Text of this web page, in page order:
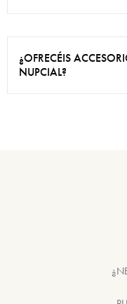
¿OFRECÉIS
NUPCIAL?